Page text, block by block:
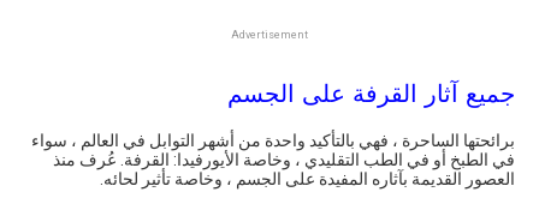
Advertisement
جميع آثار القرفة على الجسم
برائحتها الساحرة ، فهي بالتأكيد واحدة من أشهر التوابل في العالم ، سواء
في الطبخ أو في الطب التقليدي ، وخاصة الأيورفيدا: القرفة. عُرف منذ
العصور القديمة بآثاره المفيدة على الجسم ، وخاصة تأثير لحائه.